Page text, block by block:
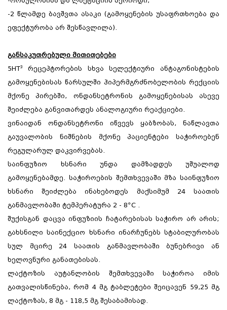
-2 წლამდე ბავშვთა ასაკი (გამოყენების უსაფრთხოება და
ეფექტურობა არ შესწავლილა).
განსაკუთრებული მითითებები
5HT³ რეცეპტორების სხვა სელექტიური ანტაგონისტების
გამოყენებისას წარსულში ჰიპერმგრძნობელობის რექციის
მქონე პირებში, ონდანსეტრონის გამოყენებისას ასევე
შეიძლება განვითარდეს ანალოგიური რეაქციები.
ვინაიდან ონდანსეტრონი იწვევს ყაბზობას, ნაწლავთა
გაუვალობის ნიშნების მქონე პაციენტები საჭიროებენ
რეგულარულ დაკვირვებას.
საინფუზიო ხსნარი უნდა დამზადდეს უშუალოდ
გამოყენებამდე. საჭიროების შემთხვევაში მზა საინფუზიო
ხსნარი შეიძლება ინახებოდეს მაქსიმუმ 24 საათის
განმავლობაში ტემპერატურა 2 - 8ºC .
შუქისგან დაცვა ინფუზიის ჩატარებისას საჭირო არ არის;
გახსნილი საინექციო ხსნარი ინარჩუნებს სტაბილურობას
სულ მცირე 24 საათის განმავლობაში ბუნებრივი ან
ხელოვნური განათებისას.
ლაქტოზის აუტანლობის შემთხვევაში საჭიროა იმის
გათვალისწინება, რომ 4 მგ ტაბლეტები შეიცავენ 59,25 მგ
ლაქტოზას, 8 მგ - 118,5 მგ შესაბამისად.